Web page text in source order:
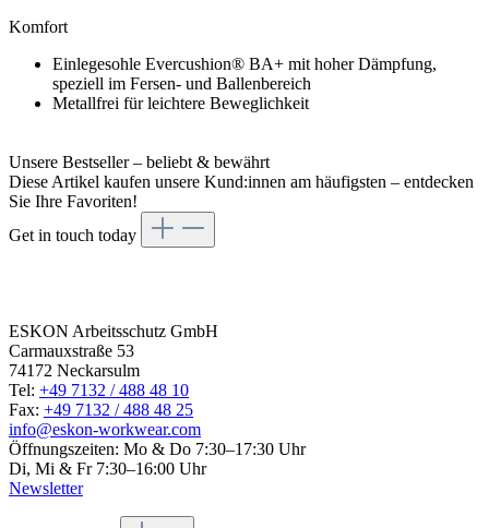
Komfort
Einlegesohle Evercushion® BA+ mit hoher Dämpfung,
speziell im Fersen- und Ballenbereich
Metallfrei für leichtere Beweglichkeit
Unsere Bestseller – beliebt & bewährt
Diese Artikel kaufen unsere Kund:innen am häufigsten – entdecken
Sie Ihre Favoriten!
Get in touch today
ESKON Arbeitsschutz GmbH
Carmauxstraße 53
74172 Neckarsulm
Tel: +49 7132 / 488 48 10
Fax: +49 7132 / 488 48 25
info@eskon-workwear.com
Öffnungszeiten: Mo & Do 7:30–17:30 Uhr
Di, Mi & Fr 7:30–16:00 Uhr
Newsletter